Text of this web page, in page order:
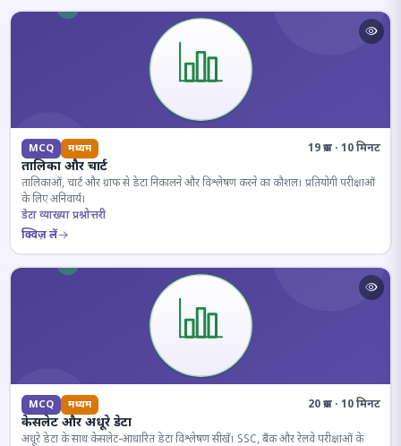
MCQ मध्यम 19 प्रश्न · 10 मिनट
तालिका और चार्ट
तालिकाओं, चार्ट और ग्राफ से डेटा निकालने और विश्लेषण करने का कौशल। प्रतियोगी परीक्षाओं
के लिए अनिवार्य।
डेटा व्याख्या प्रश्नोत्तरी
क्विज़ लें
MCQ मध्यम 20 प्रश्न · 10 मिनट
केसलेट और अधूरे डेटा
अधूरे डेटा के साथ केसलेट-आधारित डेटा विश्लेषण सीखें। SSC, बैंक और रेलवे परीक्षाओं के